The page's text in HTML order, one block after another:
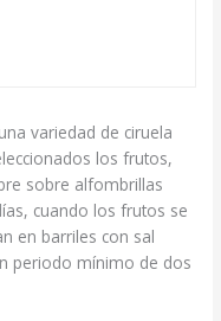
variedad de ciruela
los frutos,
sobre alfombrillas
cuando los frutos se
en barriles con sal
periodo mínimo de dos